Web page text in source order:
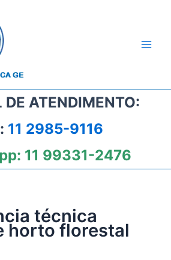
DE ATENDIMENTO:
11 2985-9116
11 99331-2476
técnica
horto florestal